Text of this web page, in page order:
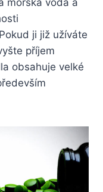
mořská voda a
ji již užíváte
příjem
obsahuje velké